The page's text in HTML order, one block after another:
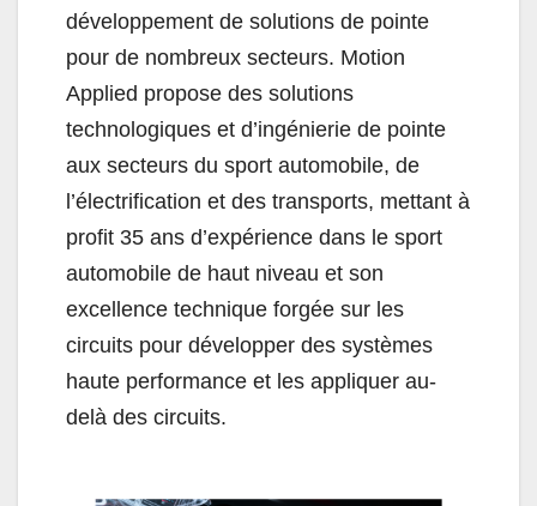
développement de solutions de pointe
pour de nombreux secteurs. Motion
Applied propose des solutions
technologiques et d’ingénierie de pointe
aux secteurs du sport automobile, de
l’électrification et des transports, mettant à
profit 35 ans d’expérience dans le sport
automobile de haut niveau et son
excellence technique forgée sur les
circuits pour développer des systèmes
haute performance et les appliquer au-
delà des circuits.